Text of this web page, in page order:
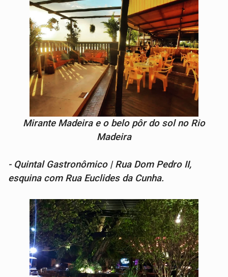
Mirante Madeira e o belo pôr do sol no Rio
Madeira
- Quintal Gastronômico | Rua Dom Pedro II,
esquina com Rua Euclides da Cunha.